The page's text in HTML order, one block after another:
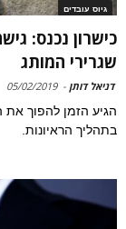
גיוס עובדים
כישרון נכנס:
שגרירי המותג
דניאל דותן -
05/02/2019
הגיע הזמן להפוך
בתהליך הראיונות.